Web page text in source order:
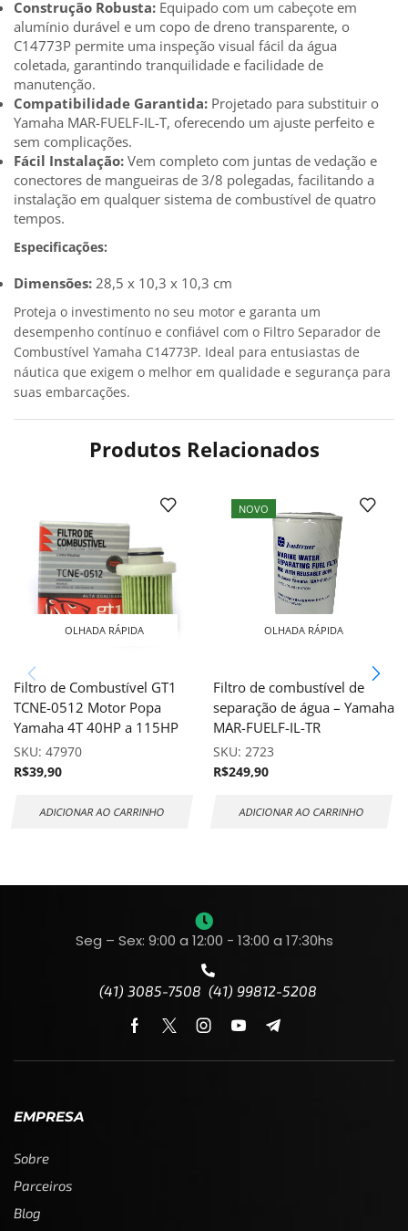
Construção Robusta: Equipado com um cabeçote em
alumínio durável e um copo de dreno transparente, o
C14773P permite uma inspeção visual fácil da água
coletada, garantindo tranquilidade e facilidade de
manutenção.
Compatibilidade Garantida: Projetado para substituir o
Yamaha MAR-FUELF-IL-T, oferecendo um ajuste perfeito e
sem complicações.
Fácil Instalação: Vem completo com juntas de vedação e
conectores de mangueiras de 3/8 polegadas, facilitando a
instalação em qualquer sistema de combustível de quatro
tempos.
Especificações:
Dimensões: 28,5 x 10,3 x 10,3 cm
Proteja o investimento no seu motor e garanta um
desempenho contínuo e confiável com o Filtro Separador de
Combustível Yamaha C14773P. Ideal para entusiastas de
náutica que exigem o melhor em qualidade e segurança para
suas embarcações.
Produtos Relacionados
OLHADA RÁPIDA
Filtro de Combustível GT1
TCNE-0512 Motor Popa
Yamaha 4T 40HP a 115HP
SKU: 47970
R$39,90
ADICIONAR AO CARRINHO
NOVO
OLHADA RÁPIDA
Filtro de combustível de
separação de água – Yamaha
MAR-FUELF-IL-TR
SKU: 2723
R$249,90
ADICIONAR AO CARRINHO
Seg – Sex: 9:00 a 12:00 - 13:00 a 17:30hs
(41) 3085-7508 (41) 99812-5208
EMPRESA
Sobre
Parceiros
Blog